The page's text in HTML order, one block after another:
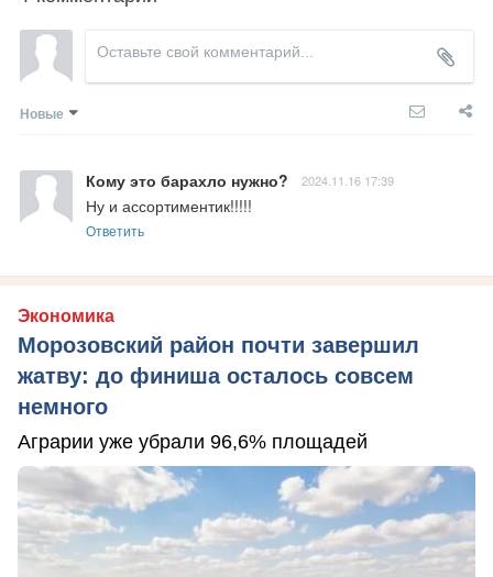
Новые
Кому это барахло нужно? 2024.11.16 17:39
Ну и ассортиментик!!!!!
Ответить
Экономика
Морозовский район почти завершил
жатву: до финиша осталось совсем
немного
Аграрии уже убрали 96,6% площадей